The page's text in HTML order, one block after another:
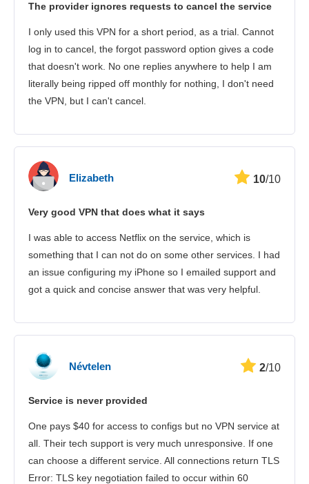
Biztonság
Ügyfélszolgálat
The provider ignores requests to cancel the service
I only used this VPN for a short period, as a trial. Cannot
log in to cancel, the forgot password option gives a code
that doesn't work. No one replies anywhere to help I am
literally being ripped off monthly for nothing, I don't need
the VPN, but I can't cancel.
Elizabeth 10/10
Very good VPN that does what it says
I was able to access Netflix on the service, which is
something that I can not do on some other services. I had
an issue configuring my iPhone so I emailed support and
got a quick and concise answer that was very helpful.
Névtelen 2/10
Service is never provided
One pays $40 for access to configs but no VPN service at
all. Their tech support is very much unresponsive. If one
can choose a different service. All connections return TLS
Error: TLS key negotiation failed to occur within 60